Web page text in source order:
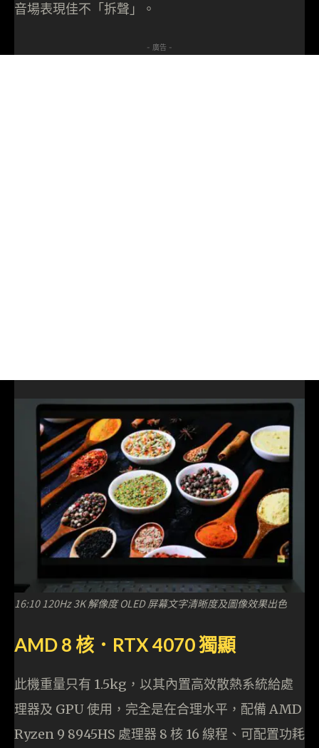
音場表現佳不「拆聲」。
- 廣告 -
16:10 120Hz 3K 解像度 OLED 屏幕文字清晰度及圖像效果出色
AMD 8 核．RTX 4070 獨顯
此機重量只有 1.5kg，以其內置高效散熱系統給處
理器及 GPU 使用，完全是在合理水平，配備 AMD
Ryzen 9 8945HS 處理器 8 核 16 線程、可配置功耗